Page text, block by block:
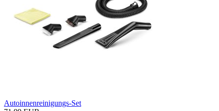
Autoinnenreinigungs-Set